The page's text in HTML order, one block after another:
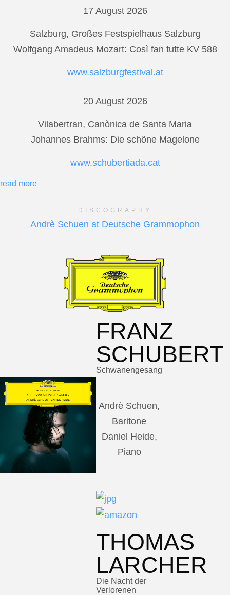
17 August 2026
Salzburg, Großes Festspielhaus Salzburg
Wolfgang Amadeus Mozart: Così fan tutte KV 588
www.salzburgfestival.at
20 August 2026
Vilabertran, Canònica de Santa Maria
Johannes Brahms: Die schöne Magelone
www.schubertiada.cat
read more
DISCOGRAPHY
Andrè Schuen at Deutsche Grammophon
FRANZ
SCHUBERT
Schwanengesang
Andrè Schuen,
Baritone
Daniel Heide,
Piano
THOMAS
LARCHER
Die Nacht der
Verlorenen